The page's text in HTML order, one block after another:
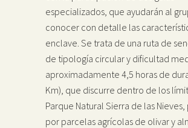
especializados, que ayudarán al
conocer con detalle las
enclave. Se trata de una ruta de
de tipología circular y dificultad
aproximadamente 4,5 horas de
Km), que discurre dentro de los
Parque Natural Sierra de las
por parcelas agrícolas de olivar y